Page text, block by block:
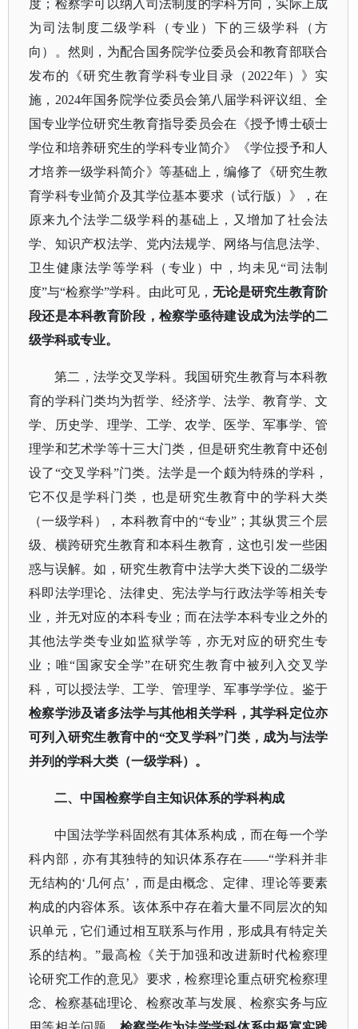
度；检察学可以纳入司法制度的学科方向，实际上成
为司法制度二级学科（专业）下的三级学科（方
向）。然则，为配合国务院学位委员会和教育部联合
发布的《研究生教育学科专业目录（ 2022年）》实
施，2024年国务院学位委员会第八届学科评议组、全
国专业学位研究生教育指导委员会在《授予博士硕士
学位和培养研究生的学科专业简介》《学位授予和人
才培养一级学科简介》等基础上，编修了《研究生教
育学科专业简介及其学位基本要求（试行版）》，在
原来九个法学二级学科的基础上，又增加了社会法
学、知识产权法学、党内法规学、网络与信息法学、
卫生健康法学等学科（专业）中，均未见“司法制
度”与“检察学”学科。由此可见， 无论是研究生教育阶
段还是本科教育阶段，检察学亟待建设成为法学的二
级学科或专业。
第二，法学交叉学科。我国研究生教育与本科教
育的学科门类均为哲学、经济学、法学、教育学、文
学、历史学、理学、工学、农学、医学、军事学、管
理学和艺术学等十三大门类，但是研究生教育中还创
设了“交叉学科”门类。法学是一个颇为特殊的学科，
它不仅是学科门类，也是研究生教育中的学科大类
（一级学科），本科教育中的“专业”；其纵贯三个层
级、横跨研究生教育和本科生教育，这也引发一些困
惑与误解。如，研究生教育中法学大类下设的二级学
科即法学理论、法律史、宪法学与行政法学等相关专
业，并无对应的本科专业；而在法学本科专业之外的
其他法学类专业如监狱学等，亦无对应的研究生专
业；唯“国家安全学”在研究生教育中被列入交叉学
科，可以授法学、工学、管理学、军事学学位。鉴于
检察学涉及诸多法学与其他相关学科，其学科定位亦
可列入研究生教育中的“交叉学科”门类，成为与法学
并列的学科大类（一级学科）。
二、中国检察学自主知识体系的学科构成
中国法学学科固然有其体系构成，而在每一个学
科内部，亦有其独特的知识体系存在——“学科并非
无结构的‘几何点’，而是由概念、定律、理论等要素
构成的内容体系。该体系中存在着大量不同层次的知
识单元，它们通过相互联系与作用，形成具有特定关
系的结构。”最高检《关于加强和改进新时代检察理
论研究工作的意见》要求，检察理论重点研究检察理
念、检察基础理论、检察改革与发展、检察实务与应